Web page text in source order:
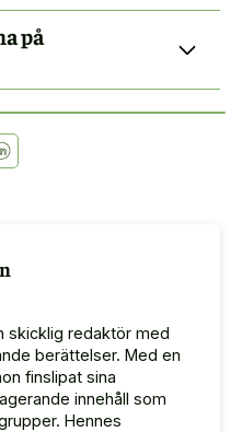
på
skicklig redaktör med
berättelser. Med en
finslipat sina
innehåll som
Hennes